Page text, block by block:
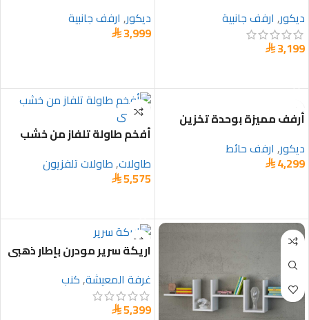
ديكور, ارفف جانبية
3,199
ديكور, ارفف جانبية
3,999
أرفف مميزة بوحدة تخزين
ديكور, ارفف حائط
4,299
أفخم طاولة تلفاز من خشب
هندسي
طاولات,طاولات تلفزيون
5,575
اريكة سرير مودرن بإطار ذهبي
غرفة المعيشة,كنب
5,399